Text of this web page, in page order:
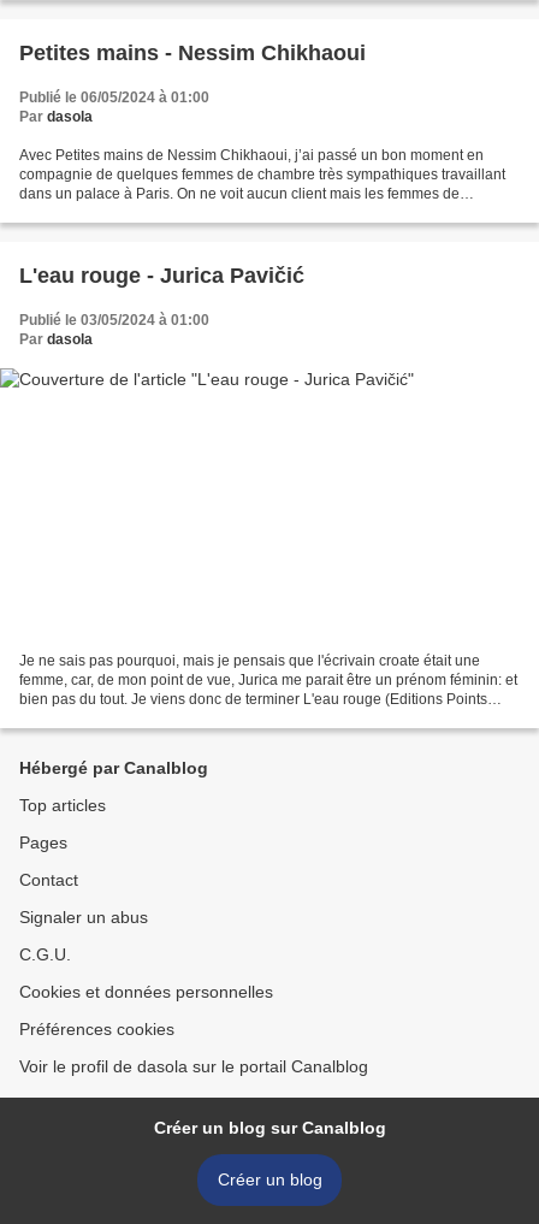
Petites mains - Nessim Chikhaoui
Publié le 06/05/2024 à 01:00
Par dasola
Avec Petites mains de Nessim Chikhaoui, j’ai passé un bon moment en
compagnie de quelques femmes de chambre très sympathiques travaillant
dans un palace à Paris. On ne voit aucun client mais les femmes de
L'eau rouge - Jurica Pavičić
Publié le 03/05/2024 à 01:00
Par dasola
Je ne sais pas pourquoi, mais je pensais que l'écrivain croate était une
femme, car, de mon point de vue, Jurica me parait être un prénom féminin: et
bien pas du tout. Je viens donc de terminer L'eau rouge (Editions Points
Hébergé par Canalblog
Top articles
Pages
Contact
Signaler un abus
C.G.U.
Cookies et données personnelles
Préférences cookies
Voir le profil de dasola sur le portail Canalblog
Créer un blog sur Canalblog
Créer un blog